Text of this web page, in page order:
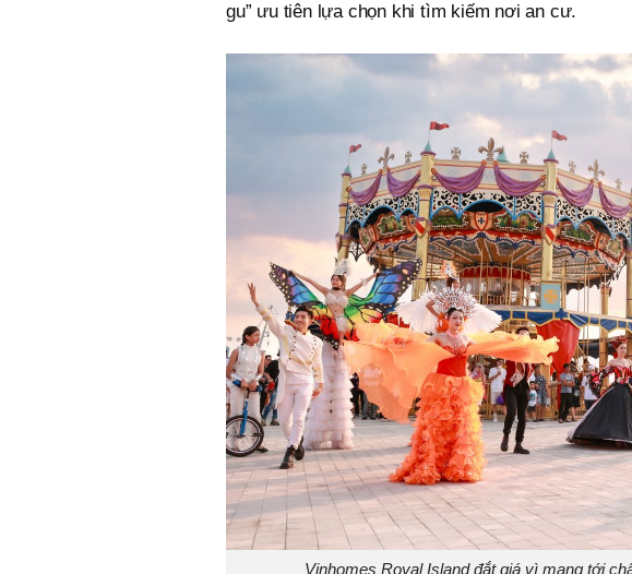
gu” ưu tiên lựa chọn khi tìm kiếm nơi an cư.
Vinhomes Royal Island đắt giá vì mang tới